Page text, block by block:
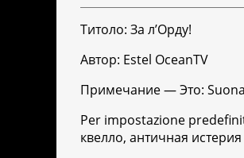
Титоло: За л’Орду!
Автор: Estel OceanTV
Примечание — Это: Suona
Per impostazione
квелло, античная